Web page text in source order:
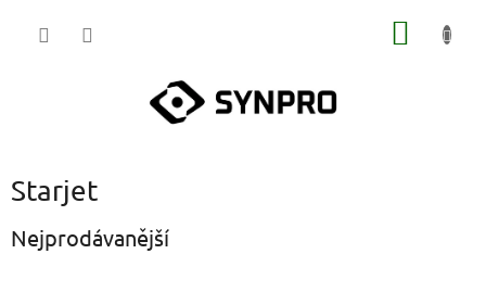
Starjet
Nejprodávanější